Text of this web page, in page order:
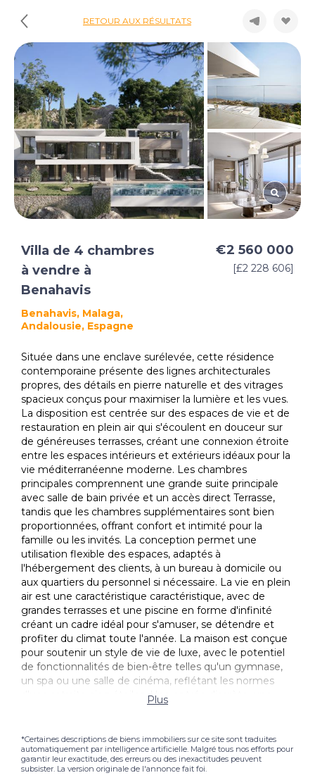
RETOUR AUX RÉSULTATS
Villa de 4 chambres
à vendre à
Benahavis
Benahavis, Malaga,
Andalousie, Espagne
€2 560 000
[£2 228 606]
Située dans une enclave surélevée, cette résidence
contemporaine présente des lignes architecturales
propres, des détails en pierre naturelle et des vitrages
spacieux conçus pour maximiser la lumière et les vues.
La disposition est centrée sur des espaces de vie et de
restauration en plein air qui s'écoulent en douceur sur
de généreuses terrasses, créant une connexion étroite
entre les espaces intérieurs et extérieurs idéaux pour la
vie méditerranéenne moderne. Les chambres
principales comprennent une grande suite principale
avec salle de bain privée et un accès direct Terrasse,
tandis que les chambres supplémentaires sont bien
proportionnées, offrant confort et intimité pour la
famille ou les invités. La conception permet une
utilisation flexible des espaces, adaptés à
l'hébergement des clients, à un bureau à domicile ou
aux quartiers du personnel si nécessaire. La vie en plein
air est une caractéristique caractéristique, avec de
grandes terrasses et une piscine en forme d'infinité
créant un cadre idéal pour s'amuser, se détendre et
profiter du climat toute l'année. La maison est conçue
pour soutenir un style de vie de luxe, avec le potentiel
de fonctionnalités de bien-être telles qu'un gymnase,
un spa ou une salle de cinéma, reflétant les normes
d'une retraite cinq étoiles. Une entrée discrète, une
allée privée et un Parking couvert assurent la
peu dense offre la tranquillité d'esprit et l'exclusivité. Sur
le côté sud et surélevée, la propriété bénéficie de vues
Vue panoramique sur des collines vallonnées jusqu'à la
Plus
*Certaines descriptions de biens immobiliers sur ce site sont traduites
automatiquement par intelligence artificielle. Malgré tous nos efforts pour
garantir leur exactitude, des erreurs ou des inexactitudes peuvent
subsister. La version originale de l'annonce fait foi.